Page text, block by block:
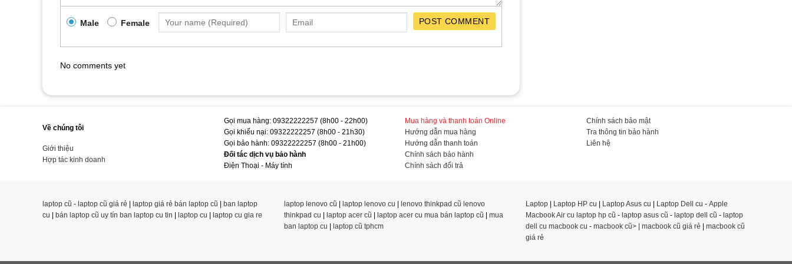
Male Female POST COMMENT
No comments yet
Về chúng tôi
Giới thiệu
Hợp tác kinh doanh
Gọi mua hàng: 09322222257 (8h00 - 22h00)
Gọi khiếu nại: 09322222257 (8h00 - 21h30)
Gọi bảo hành: 09322222257 (8h00 - 21h00)
Đối tác dịch vụ bảo hành
Điện Thoại - Máy tính
Mua hàng và thanh toán Online
Hướng dẫn mua hàng
Hướng dẫn thanh toán
Chính sách bảo hành
Chính sách đổi trả
Chính sách bảo mật
Tra thông tin bảo hành
Liên hệ
laptop cũ - laptop cũ giá rẻ | laptop giá rẻ bán laptop cũ | ban laptop
cu | bán laptop cũ uy tín ban laptop cu tin | laptop cu | laptop cu gia re
laptop lenovo cũ | laptop lenovo cu | lenovo thinkpad cũ lenovo
thinkpad cu | laptop acer cũ | laptop acer cu mua bán laptop cũ | mua
ban laptop cu | laptop cũ tphcm
Laptop | Laptop HP cu | Laptop Asus cu | Laptop Dell cu - Apple
Macbook Air cu laptop hp cũ - laptop asus cũ - laptop dell cũ - laptop
dell cu macbook cu - macbook cũ> | macbook cũ giá rẻ | macbook cũ
giá rẻ